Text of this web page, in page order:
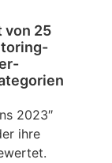
von 25
2023″
ihre